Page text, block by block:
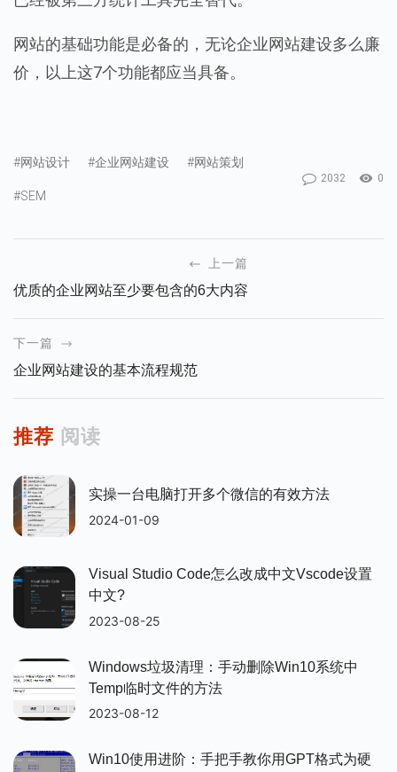
网站的基础功能是必备的，无论企业网站建设多么廉
价，以上这7个功能都应当具备。
#网站设计 #企业网站建设 #网站策划
#SEM
2032 0
上一篇
优质的企业网站至少要包含的6大内容
下一篇
企业网站建设的基本流程规范
推荐 阅读
实操一台电脑打开多个微信的有效方法
2024-01-09
Visual Studio Code怎么改成中文vscode设置
中文?
2023-08-25
Windows垃圾清理：手动删除win10系统中
Temp临时文件的方法
2023-08-12
Win10使用进阶：手把手教你用GPT格式为硬